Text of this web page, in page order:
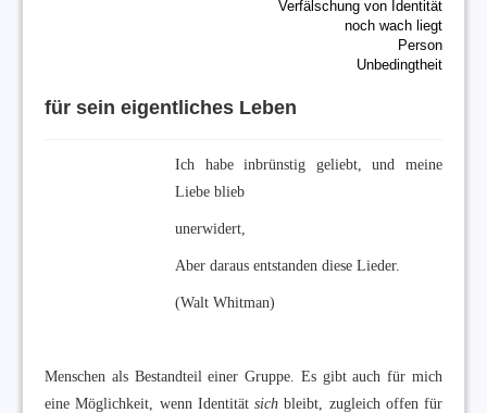
Verfälschung von Identität
noch wach liegt
Person
Unbedingtheit
für sein eigentliches Leben
Ich habe inbrünstig geliebt, und meine
Liebe blieb
unerwidert,
Aber daraus entstanden diese Lieder.
(Walt Whitman)
Menschen als Bestandteil einer Gruppe. Es gibt auch für mich
eine Möglichkeit, wenn Identität sich bleibt, zugleich offen für